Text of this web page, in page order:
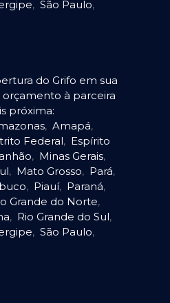
, São Paulo,
do Grifo em sua
à parceira
próxima:
, Amapá,
Federal, Espírito
, Minas Gerais,
, Mato Grosso, Pará,
, Piauí, Paraná,
Grande do Norte,
, Rio Grande do Sul,
, São Paulo,